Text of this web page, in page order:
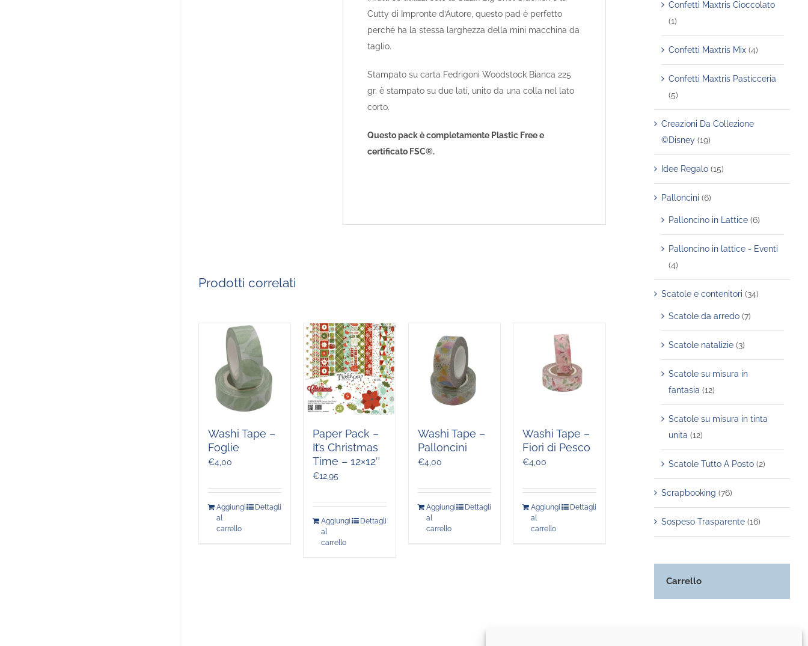
Cutty di Impronte d’Autore, questo pad è perfetto
perché ha la stessa larghezza della mini macchina da
taglio.
Stampato su carta Fedrigoni Woodstock Bianca 225
gr. è stampato su due lati, unito da una colla nel lato
corto.
Questo pack è completamente Plastic Free e
certificato FSC®.
Prodotti correlati
Washi Tape –
Foglie
€4,00
Aggiungi
al
carrello
Dettagli
Paper Pack –
It’s Christmas
Time – 12×12″
€12,95
Aggiungi
al
carrello
Dettagli
Washi Tape –
Palloncini
€4,00
Aggiungi
al
carrello
Dettagli
Washi Tape –
Fiori di Pesco
€4,00
Aggiungi
al
carrello
Dettagli
Confetti Maxtris Cioccolato
(1)
Confetti Maxtris Mix (4)
Confetti Maxtris Pasticceria
(5)
Creazioni Da Collezione
©Disney (19)
Idee Regalo (15)
Palloncini (6)
Palloncino in Lattice (6)
Palloncino in lattice - Eventi
(4)
Scatole e contenitori (34)
Scatole da arredo (7)
Scatole natalizie (3)
Scatole su misura in
fantasia (12)
Scatole su misura in tinta
unita (12)
Scatole Tutto A Posto (2)
Scrapbooking (76)
Sospeso Trasparente (16)
Carrello